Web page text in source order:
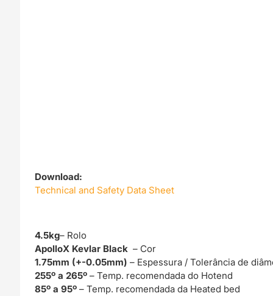
Download:
Technical and Safety Data Sheet
4.5kg– Rolo
ApolloX Kevlar Black– Cor
1.75mm (+-0.05mm) – Espessura / Tolerância de
255º a 265º – Temp. recomendada do Hotend
85º a 95º– Temp. recomendada da Heated bed